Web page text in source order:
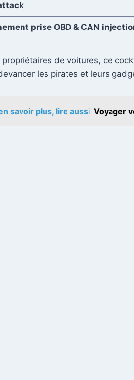
prise OBD & CAN
propriétaires de voitures, ce
les pirates et leurs
savoir plus, lire aussi Voyager